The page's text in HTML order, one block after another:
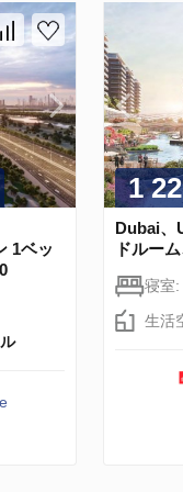
1ベッ
1
Dubai、
ドルー
寝室:
生活